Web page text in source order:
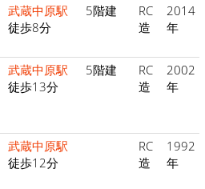
武蔵中原駅
徒歩8分
5階建
RC
造
2014
年
武蔵中原駅
徒歩13分
5階建
RC
造
2002
年
武蔵中原駅
徒歩12分
RC
造
1992
年